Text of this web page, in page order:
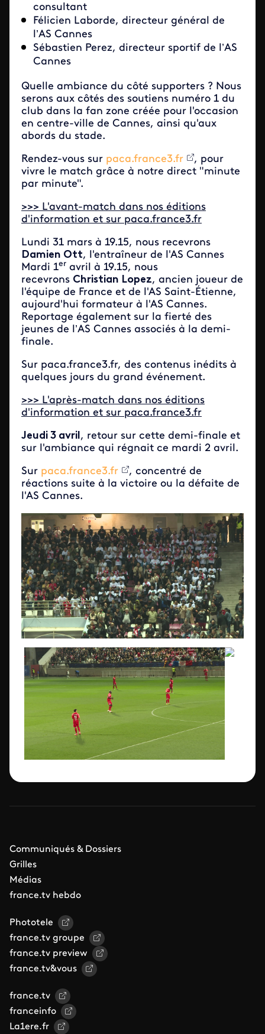
consultant
Félicien Laborde, directeur général de
l’AS Cannes
Sébastien Perez, directeur sportif de l’AS
Cannes
Quelle ambiance du côté supporters ? Nous
serons aux côtés des soutiens numéro 1 du
club dans la fan zone créée pour l'occasion
en centre-ville de Cannes, ainsi qu'aux
abords du stade.
Rendez-vous sur paca.france3.fr
, pour
vivre le match grâce à notre direct "minute
par minute".
>>> L'avant-match dans nos éditions
d'information et sur paca.france3.fr
Lundi 31 mars à 19.15, nous recevrons
Damien Ott, l'entraîneur de l'AS Cannes
Mardi 1er avril à 19.15, nous
recevrons Christian Lopez, ancien joueur de
l'équipe de France et de l'AS Saint-Étienne,
aujourd'hui formateur à l'AS Cannes.
Reportage également sur la fierté des
jeunes de l’AS Cannes associés à la demi-
finale.
Sur paca.france3.fr, des contenus inédits à
quelques jours du grand événement.
>>> L'après-match dans nos éditions
d'information et sur paca.france3.fr
Jeudi 3 avril, retour sur cette demi-finale et
sur l'ambiance qui régnait ce mardi 2 avril.
Sur paca.france3.fr
, concentré de
réactions suite à la victoire ou la défaite de
l'AS Cannes.
Communiqués & Dossiers
Grilles
Médias
france.tv hebdo
Phototele
france.tv groupe
france.tv preview
france.tv&vous
france.tv
franceinfo
La1ere.fr